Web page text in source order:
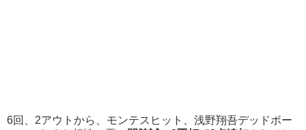
6回、2アウトから、モンテスヒット、浅野翔吾デッドボー